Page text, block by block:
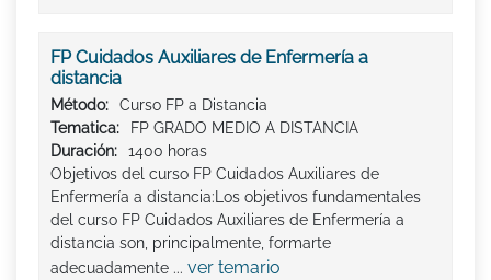
FP Cuidados Auxiliares de Enfermería a
distancia
Método:
Curso FP a Distancia
Tematica:
FP GRADO MEDIO A DISTANCIA
Duración:
1400 horas
Objetivos del curso FP Cuidados Auxiliares de
Enfermería a distancia:Los objetivos fundamentales
del curso FP Cuidados Auxiliares de Enfermería a
distancia son, principalmente, formarte
adecuadamente ... ver temario